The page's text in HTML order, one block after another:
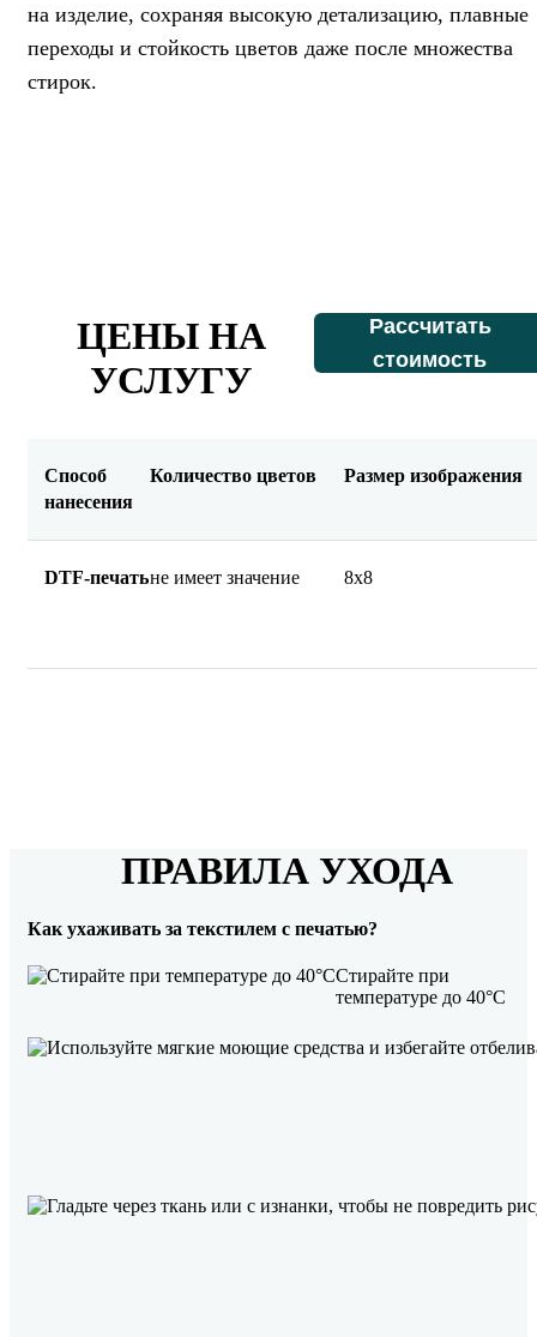
современный, износостойкий и визуально
на изделие, сохраняя высокую детализацию, плавные
переходы и стойкость цветов даже после множества
стирок.
ЦЕНЫ НА
УСЛУГУ
Рассчитать
стоимость
Способ
нанесения
Количество цветов Размер изображения
DTF-печатьне имеет значение 8х8
ПРАВИЛА УХОДА
Как ухаживать за текстилем с печатью?
Стирайте при
температуре до 40°C